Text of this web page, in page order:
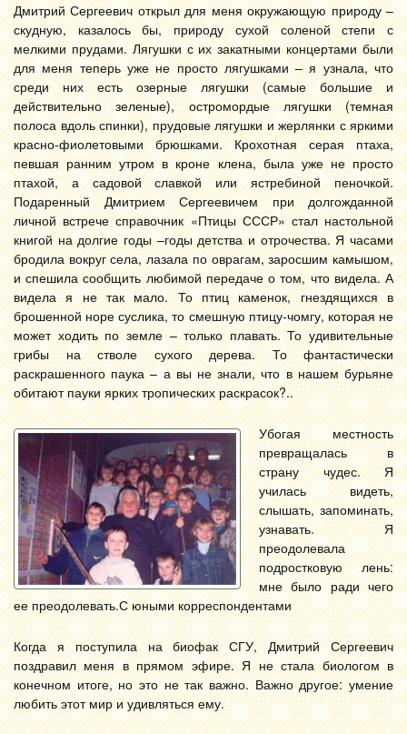
Дмитрий Сергеевич открыл для меня окружающую природу –
скудную, казалось бы, природу сухой соленой степи с
мелкими прудами. Лягушки с их закатными концертами были
для меня теперь уже не просто лягушками – я узнала, что
среди них есть озерные лягушки (самые большие и
действительно зеленые), остромордые лягушки (темная
полоса вдоль спинки), прудовые лягушки и жерлянки с яркими
красно-фиолетовыми брюшками. Крохотная серая птаха,
певшая ранним утром в кроне клена, была уже не просто
птахой, а садовой славкой или ястребиной пеночкой.
Подаренный Дмитрием Сергеевичем при долгожданной
личной встрече справочник «Птицы СССР» стал настольной
книгой на долгие годы –годы детства и отрочества. Я часами
бродила вокруг села, лазала по оврагам, заросшим камышом,
и спешила сообщить любимой передаче о том, что видела. А
видела я не так мало. То птиц каменок, гнездящихся в
брошенной норе суслика, то смешную птицу-чомгу, которая не
может ходить по земле – только плавать. То удивительные
грибы на стволе сухого дерева. То фантастически
раскрашенного паука – а вы не знали, что в нашем бурьяне
обитают пауки ярких тропических раскрасок?..
Убогая местность
превращалась в
страну чудес. Я
училась видеть,
слышать, запоминать,
узнавать. Я
преодолевала
подростковую лень:
мне было ради чего
ее преодолевать.С юными корреспондентами
Когда я поступила на биофак СГУ, Дмитрий Сергеевич
поздравил меня в прямом эфире. Я не стала биологом в
конечном итоге, но это не так важно. Важно другое: умение
любить этот мир и удивляться ему.